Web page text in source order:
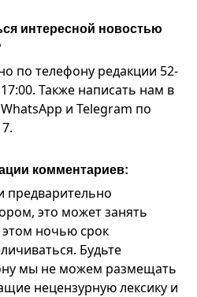
интересной новостью
по телефону редакции 52-
Также написать нам в
и Telegram по
комментариев:
предварительно
это может занять
ночью срок
Будьте
мы не можем размещать
нецензурную лексику и